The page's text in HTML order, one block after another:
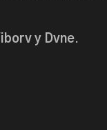
y Dvne.